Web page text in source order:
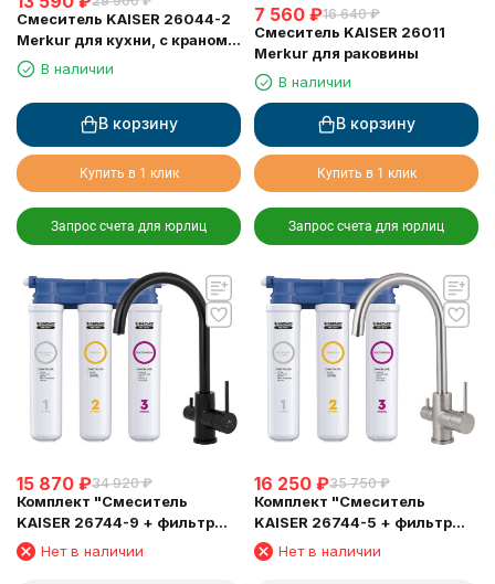
Смеситель KAISER 26044-2
Merkur для кухни, с краном
для питьевой воды, черный
мрамор
В наличии
В корзину
Купить в 1 клик
Запрос счета для юрлиц
7 560 ₽16 640 ₽
Смеситель KAISER 26011
Merkur для раковины
В наличии
В корзину
Купить в 1 клик
Запрос счета для юрлиц
15 870 ₽34 920 ₽
Комплект "Cмеситель
KAISER 26744-9 + фильтр
Барьер"
Нет в наличии
16 250 ₽35 750 ₽
Комплект "Cмеситель
KAISER 26744-5 + фильтр
Барьер"
Нет в наличии